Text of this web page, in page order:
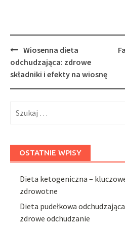
Post
navigation
Wiosenna dieta
odchudzająca: zdrowe
składniki i efekty na wiosnę
OSTATNIE WPISY
Dieta ketogeniczna –
zdrowotne
Dieta pudełkowa
zdrowe odchudzanie